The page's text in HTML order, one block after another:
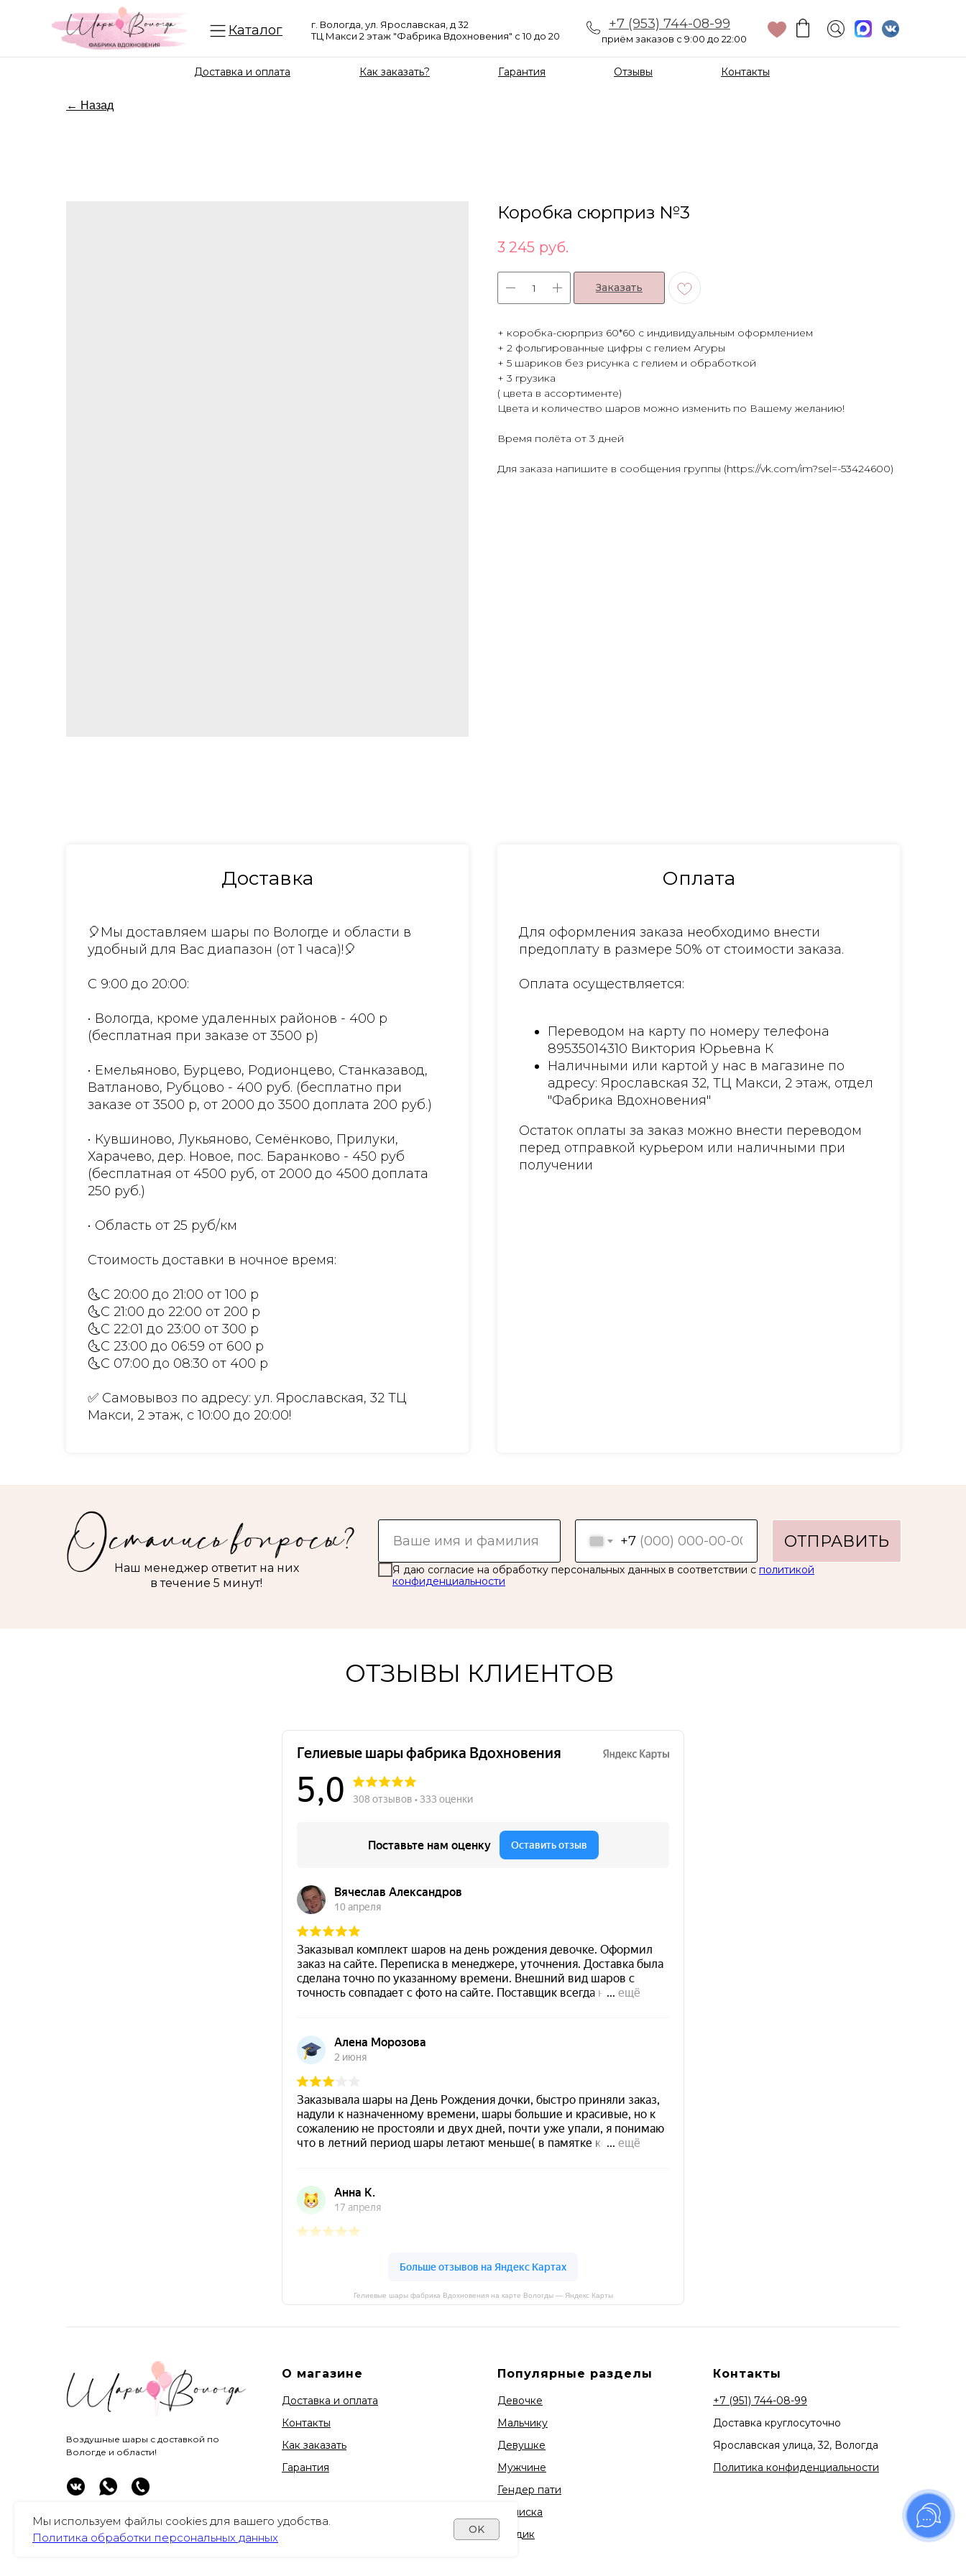
+7 (953) 744-08-99
Каталог
приём заказов с 9:00 до 22:00
г. Вологда, ул. Ярославская, д 32
ТЦ Макси 2 этаж "Фабрика Вдохновения" с 10 до 20
Доставка и оплата Как заказать? Гарантия Отзывы Контакты
← Назад
Коробка сюрприз №3
3 245 руб.
Заказать
+ коробка-сюрприз 60*60 с индивидуальным оформлением
+ 2 фольгированные цифры с гелием Агуры
+ 5 шариков без рисунка с гелием и обработкой
+ 3 грузика
( цвета в ассортименте)
Цвета и количество шаров можно изменить по Вашему желанию!
Время полёта от 3 дней
Для заказа напишите в сообщения группы (https://vk.com/im?sel=-53424600)
Доставка
🎈Мы доставляем шары по Вологде и области в
удобный для Вас диапазон (от 1 часа)!🎈
С 9:00 до 20:00:
• Вологда, кроме удаленных районов - 400 р
(бесплатная при заказе от 3500 р)
• Емельяново, Бурцево, Родионцево, Станказавод,
Ватланово, Рубцово - 400 руб. (бесплатно при
заказе от 3500 р, от 2000 до 3500 доплата 200 руб.)
• Кувшиново, Лукьяново, Семёнково, Прилуки,
Харачево, дер. Новое, пос. Баранково - 450 руб
(бесплатная от 4500 руб, от 2000 до 4500 доплата
250 руб.)
• Область от 25 руб/км
Стоимость доставки в ночное время:
🌜С 20:00 до 21:00 от 100 р
🌜С 21:00 до 22:00 от 200 р
🌜С 22:01 до 23:00 от 300 р
🌜С 23:00 до 06:59 от 600 р
🌜С 07:00 до 08:30 от 400 р
✅ Самовывоз по адресу: ул. Ярославская, 32 ТЦ
Макси, 2 этаж, с 10:00 до 20:00!
Оплата
Для оформления заказа необходимо внести
предоплату в размере 50% от стоимости заказа.
Оплата осуществляется:
Переводом на карту по номеру телефона
89535014310 Виктория Юрьевна К
Наличными или картой у нас в магазине по
адресу: Ярославская 32, ТЦ Макси, 2 этаж, отдел
"Фабрика Вдохновения"
Остаток оплаты за заказ можно внести переводом
перед отправкой курьером или наличными при
получении
+7
Я даю согласие на обработку персональных данных в соответствии с политикой
конфиденциальности
ОТПРАВИТЬ
Наш менеджер ответит на них
в течение 5 минут!
ОТЗЫВЫ КЛИЕНТОВ
Гелиевые шары фабрика Вдохновения на карте Вологды — Яндекс Карты
Воздушные шары с доставкой по
Вологде и области!
Контакты
+7 (951) 744-08-99
Доставка круглосуточно
Ярославская улица, 32, Вологда
Политика конфиденциальности
О магазине
Доставка и оплата
Контакты
Как заказать
Гарантия
Популярные разделы
Девочке
Мальчику
Девушке
Мужчине
Гендер пати
Выписка
1 годик
Мы используем файлы cookies для вашего удобства.
Политика обработки персональных данных
OK